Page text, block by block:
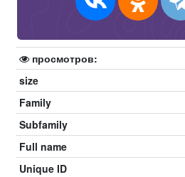
просмотров:
size
Family
Subfamily
Full name
Unique ID